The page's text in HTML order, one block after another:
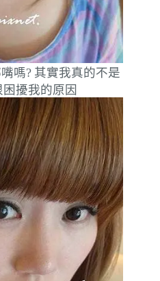
嗎? 其實我真的不是
擾我的原因